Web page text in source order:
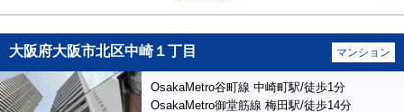
大阪府大阪市北区中崎１丁目 マンション
OsakaMetro谷町線 中崎町駅/徒歩1分
OsakaMetro御堂筋線 梅田駅/徒歩14分